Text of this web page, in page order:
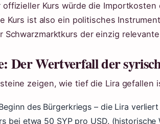
offizieller Kurs würde die
Kurs ist also ein politisches
Schwarzmarktkurs der einzig
Der Wertverfall der
zeigen, wie tief die Lira gefallen
des Bürgerkriegs – die Lira
bei etwa 50 SYP pro USD. (historische